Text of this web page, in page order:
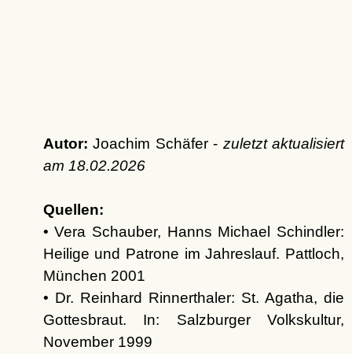
Autor: Joachim Schäfer - zuletzt aktualisiert
am 18.02.2026
Quellen:
• Vera Schauber, Hanns Michael Schindler:
Heilige und Patrone im Jahreslauf. Pattloch,
München 2001
• Dr. Reinhard Rinnerthaler: St. Agatha, die
Gottesbraut. In: Salzburger Volkskultur,
November 1999